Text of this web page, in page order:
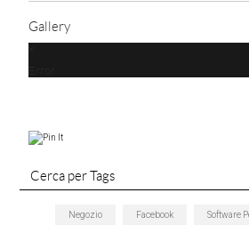
Gallery
Cerca per Tags
Negozio Facebook Software